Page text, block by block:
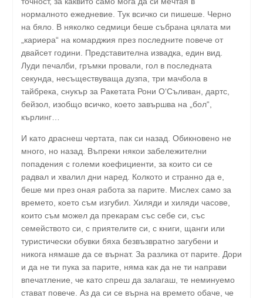
нормалното ежедневие. Тук всичко си пишеше. Черно
на бяло. В няколко седмици беше събрана цялата ми
„кариера“ на комарджия през последните повече от
двайсет години. Представителна извадка, един вид.
Луди печалби, гръмки провали, гол в последната
секунда, несъществуваща дузпа, три мачбола в
тайбрека, снукър за Ракетата Рони О‘Съливан, дартс,
бейзол, изобщо всичко, което завършва на „бол“,
кърлинг…
И като драснеш чертата, пак си назад. Обикновено не
много, но назад. Въпреки някои забележителни
попадения с големи коефициенти, за които си се
радвал и хвалил дни наред. Колкото и странно да е,
беше ми през оная работа за парите. Мислех само за
времето, което съм изгубил. Хиляди и хиляди часове,
които съм можел да прекарам със себе си, със
семейството си, с приятелите си, с книги, щанги или
туристически обувки бяха безвъзвратно загубени и
никога нямаше да се върнат. За разлика от парите. Дори
и да не ти пука за парите, няма как да не ти направи
впечатление, че като спреш да залагаш, те неминуемо
стават повече. Аз да си се върна на времето обаче, че